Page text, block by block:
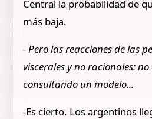
Central la probabilidad de
más baja.
- Pero las reacciones de las
viscerales y no racionales:
consultando un modelo...
-Es cierto. Los argentinos